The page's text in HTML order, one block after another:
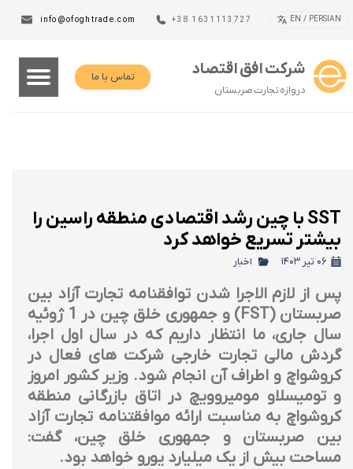
+38 1631113727
info@ofoghtrade.com
شرکت افق اقتصاد
دروازه تجارت صربستان
تماس با ما
EN / PERSIAN
SST با چین رشد اقتصادی منطقه راسین را
بیشتر تسریع خواهد کرد
۰۶ تیر ۱۴۰۳ اخبار
پس از لازم الاجرا شدن توافقنامه تجارت آزاد بین
صربستان (FST) و جمهوری خلق چین در 1 ژوئیه
سال جاری، ما انتظار داریم که در سال اول اجرا،
گردش مالی تجارت خارجی شرکت های فعال در
کروشواچ و اطراف آن انجام شود. وزیر کشور امروز
و تومیسلاو مومیروویچ در اتاق بازرگانی منطقه
کروشواچ به مناسبت ارائه موافقتنامه تجارت آزاد
بین صربستان و جمهوری خلق چین، گفت:
مساحت بیش از یک میلیارد یورو خواهد بود.